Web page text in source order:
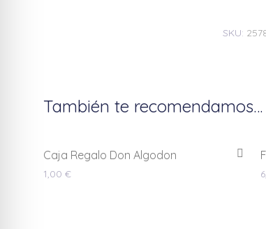
SKU:
También te recomendamos…
Caja Regalo Don Algodon
1,00 €